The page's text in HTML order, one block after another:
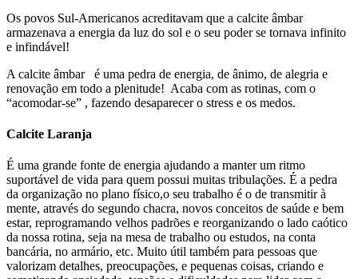
Os povos Sul-Americanos acreditavam que a calcite âmbar
armazenava a energia da luz do sol e o seu poder se tornava infinito
e infindável!
A calcite âmbar
é uma pedra de energia, de ânimo, de alegria e
renovação em todo a plenitude! Acaba com as rotinas, com o
“acomodar-se” , fazendo desaparecer o stress e os medos.
Calcite Laranja
É uma grande fonte de energia ajudando a manter um ritmo
suportável de vida para quem possui muitas tribulações. É a pedra
da organização no plano físico,o seu trabalho é o de transmitir à
mente, através do segundo chacra, novos conceitos de saúde e bem
estar, reprogramando velhos padrões e reorganizando o lado caótico
da nossa rotina, seja na mesa de trabalho ou estudos, na conta
bancária, no armário, etc. Muito útil também para pessoas que
valorizam detalhes, preocupações, e pequenas coisas, criando e